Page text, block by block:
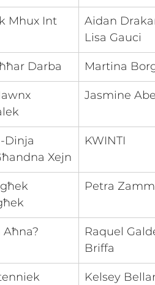
Mhux Int
Aidan
Lisa Gauci
Darba Martina
Jasmine
Dinja
Xejn
KWINTI
Petra
Aħna?
Raquel
Briffa
Kelsey